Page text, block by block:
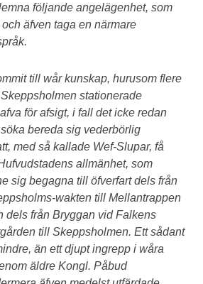
följande angelägenhet, som
äfven taga en närmare
till wår kunskap, hurusom flere
stationerade
för afsigt, i fall det icke redan
bereda sig vederbörlig
med så kallade Wef-Slupar, få
allmänhet, som
sig begagna till öfverfart dels från
wakten till Mellantrappen
dels från Bryggan vid Falkens
till Skeppsholmen. Ett sådant
än ett djupt ingrepp i wåra
äldre Kongl. Påbud